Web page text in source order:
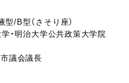
/B型（さそり座）
・明治大学公共政策大学院
議会議長